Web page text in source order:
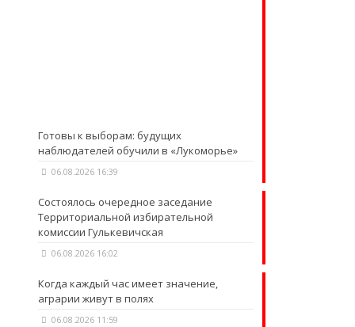
Готовы к выборам: будущих
наблюдателей обучили в «Лукоморье»
06.08.2026 16:39
Состоялось очередное заседание
Территориальной избирательной
комиссии Гулькевичская
06.08.2026 16:02
Когда каждый час имеет значение,
аграрии живут в полях
06.08.2026 11:59